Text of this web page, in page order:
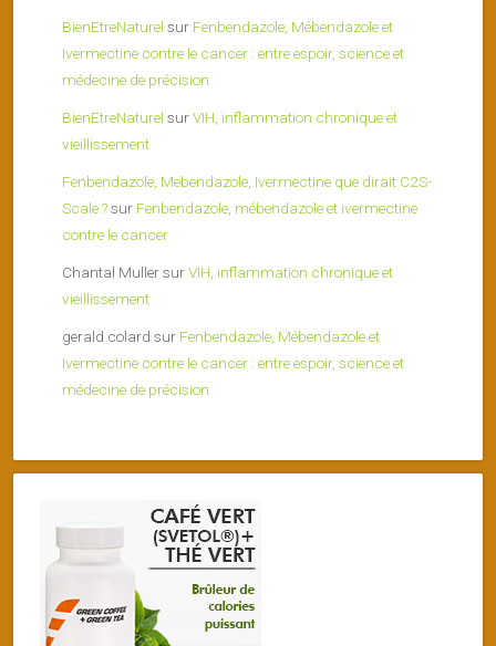
BienEtreNaturel sur Fenbendazole, Mébendazole et
Ivermectine contre le cancer : entre espoir, science et
médecine de précision
BienEtreNaturel surVIH, inflammation chronique et
vieillissement
Fenbendazole, Mebendazole, Ivermectine que dirait C2S-
Scale ?sur Fenbendazole, mébendazole et ivermectine
contre le cancer
Chantal MullersurVIH, inflammation chronique et
vieillissement
gerald colard sur Fenbendazole, Mébendazole et
Ivermectine contre le cancer : entre espoir, science et
médecine de précision